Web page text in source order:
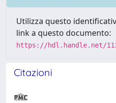
Utilizza questo
link a questo documento:
https://hdl.handle.net/
Citazioni